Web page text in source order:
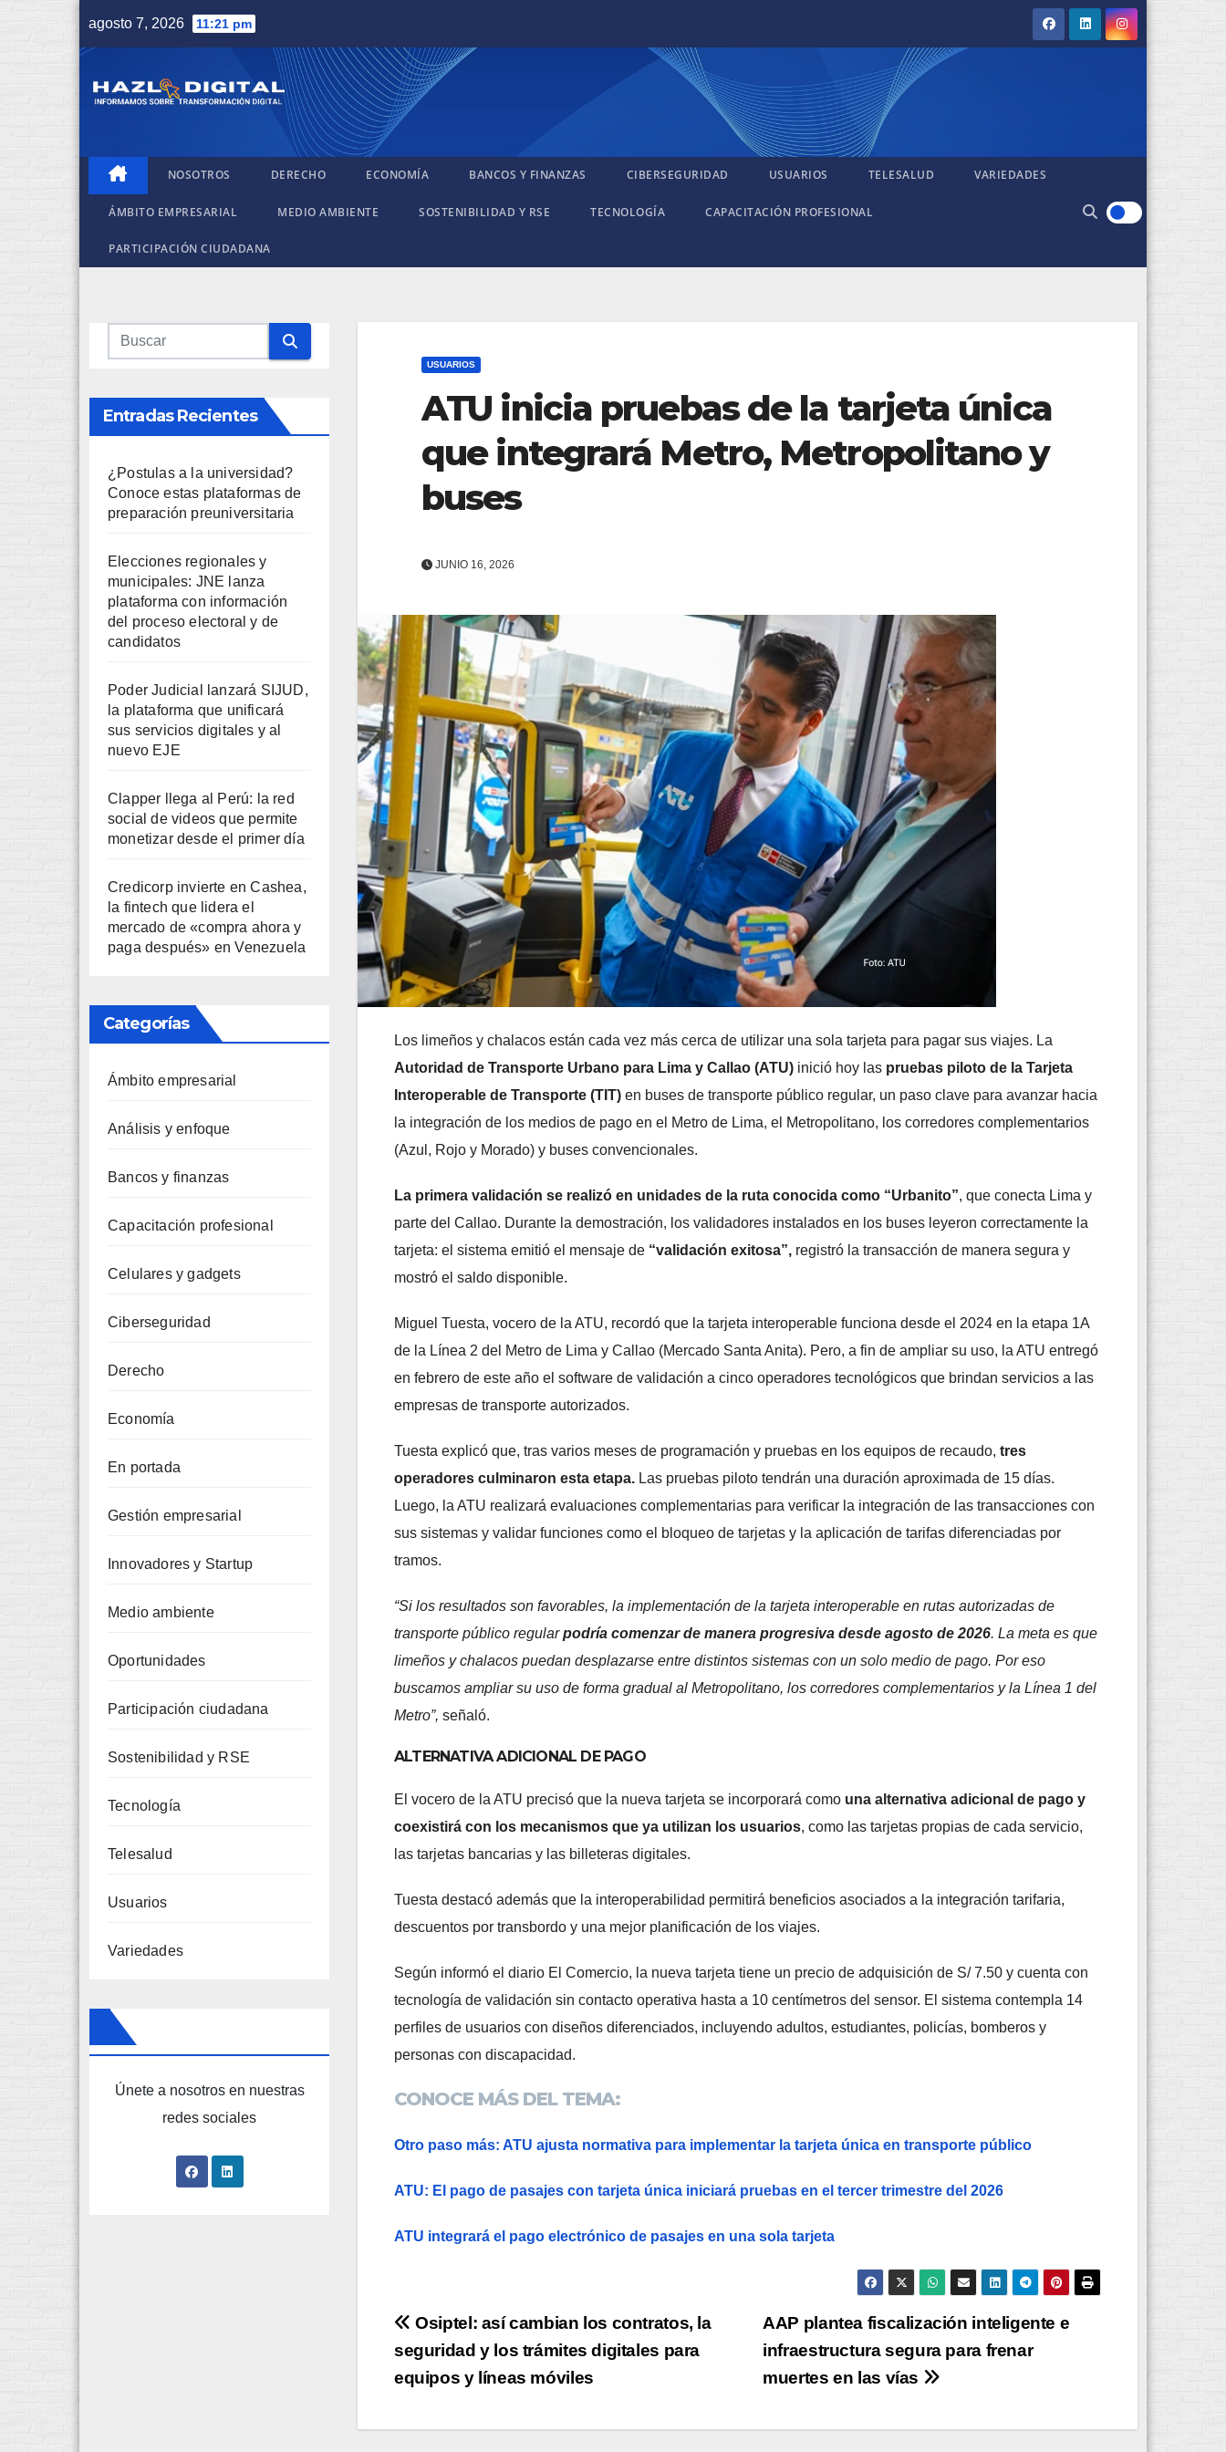
agosto 7, 2026 11:21 pm
NOSOTROS DERECHO ECONOMÍA BANCOS Y FINANZAS CIBERSEGURIDAD USUARIOS TELESALUD VARIEDADES
ÁMBITO EMPRESARIAL MEDIO AMBIENTE SOSTENIBILIDAD Y RSE TECNOLOGÍA CAPACITACIÓN PROFESIONAL
PARTICIPACIÓN CIUDADANA
Entradas Recientes
¿Postulas a la universidad?
Conoce estas plataformas de
preparación preuniversitaria
Elecciones regionales y
municipales: JNE lanza
plataforma con información
del proceso electoral y de
candidatos
Poder Judicial lanzará SIJUD,
la plataforma que unificará
sus servicios digitales y al
nuevo EJE
Clapper llega al Perú: la red
social de videos que permite
monetizar desde el primer día
Credicorp invierte en Cashea,
la fintech que lidera el
mercado de «compra ahora y
paga después» en Venezuela
Categorías
Ámbito empresarial
Análisis y enfoque
Bancos y finanzas
Capacitación profesional
Celulares y gadgets
Ciberseguridad
Derecho
Economía
En portada
Gestión empresarial
Innovadores y Startup
Medio ambiente
Oportunidades
Participación ciudadana
Sostenibilidad y RSE
Tecnología
Telesalud
Usuarios
Variedades
Únete a nosotros en nuestras
redes sociales
USUARIOS
ATU inicia pruebas de la tarjeta única
que integrará Metro, Metropolitano y
buses
JUNIO 16, 2026
Los limeños y chalacos están cada vez más cerca de utilizar una sola tarjeta para pagar sus viajes. La
Autoridad de Transporte Urbano para Lima y Callao (ATU) inició hoy las pruebas piloto de la Tarjeta
Interoperable de Transporte (TIT) en buses de transporte público regular, un paso clave para avanzar hacia
la integración de los medios de pago en el Metro de Lima, el Metropolitano, los corredores complementarios
(Azul, Rojo y Morado) y buses convencionales.
La primera validación se realizó en unidades de la ruta conocida como “Urbanito”, que conecta Lima y
parte del Callao. Durante la demostración, los validadores instalados en los buses leyeron correctamente la
tarjeta: el sistema emitió el mensaje de “validación exitosa”, registró la transacción de manera segura y
mostró el saldo disponible.
Miguel Tuesta, vocero de la ATU, recordó que la tarjeta interoperable funciona desde el 2024 en la etapa 1A
de la Línea 2 del Metro de Lima y Callao (Mercado Santa Anita). Pero, a fin de ampliar su uso, la ATU entregó
en febrero de este año el software de validación a cinco operadores tecnológicos que brindan servicios a las
empresas de transporte autorizados.
Tuesta explicó que, tras varios meses de programación y pruebas en los equipos de recaudo, tres
operadores culminaron esta etapa. Las pruebas piloto tendrán una duración aproximada de 15 días.
Luego, la ATU realizará evaluaciones complementarias para verificar la integración de las transacciones con
sus sistemas y validar funciones como el bloqueo de tarjetas y la aplicación de tarifas diferenciadas por
tramos.
“Si los resultados son favorables, la implementación de la tarjeta interoperable en rutas autorizadas de
transporte público regularpodría comenzar de manera progresiva desde agosto de 2026. La meta es que
limeños y chalacos puedan desplazarse entre distintos sistemas con un solo medio de pago. Por eso
buscamos ampliar su uso de forma gradual al Metropolitano, los corredores complementarios y la Línea 1 del
Metro”, señaló.
ALTERNATIVA ADICIONAL DE PAGO
El vocero de la ATU precisó que la nueva tarjeta se incorporará como una alternativa adicional de pago y
coexistirá con los mecanismos que ya utilizan los usuarios, como las tarjetas propias de cada servicio,
las tarjetas bancarias y las billeteras digitales.
Tuesta destacó además que la interoperabilidad permitirá beneficios asociados a la integración tarifaria,
descuentos por transbordo y una mejor planificación de los viajes.
Según informó el diario El Comercio, la nueva tarjeta tiene un precio de adquisición de S/ 7.50 y cuenta con
tecnología de validación sin contacto operativa hasta a 10 centímetros del sensor. El sistema contempla 14
perfiles de usuarios con diseños diferenciados, incluyendo adultos, estudiantes, policías, bomberos y
personas con discapacidad.
CONOCE MÁS DEL TEMA:
Otro paso más: ATU ajusta normativa para implementar la tarjeta única en transporte público
ATU: El pago de pasajes con tarjeta única iniciará pruebas en el tercer trimestre del 2026
ATU integrará el pago electrónico de pasajes en una sola tarjeta
Navegación
de
AAP plantea fiscalización inteligente e
infraestructura segura para frenar
muertes en las vías
Osiptel: así cambian los contratos, la
seguridad y los trámites digitales para
equipos y líneas móviles